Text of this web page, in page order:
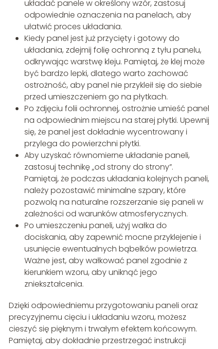
układać panele w określony wzór, zastosuj
odpowiednie oznaczenia na panelach, aby
ułatwić proces układania.
Kiedy panel jest już przycięty i gotowy do
układania, zdejmij folię ochronną z tyłu panelu,
odkrywając warstwę kleju. Pamiętaj, że klej może
być bardzo lepki, dlatego warto zachować
ostrożność, aby panel nie przykleił się do siebie
przed umieszczeniem go na płytkach.
Po zdjęciu folii ochronnej, ostrożnie umieść panel
na odpowiednim miejscu na starej płytki. Upewnij
się, że panel jest dokładnie wycentrowany i
przylega do powierzchni płytki.
Aby uzyskać równomierne układanie paneli,
zastosuj technikę „od strony do strony”.
Pamiętaj, że podczas układania kolejnych paneli,
należy pozostawić minimalne szpary, które
pozwolą na naturalne rozszerzanie się paneli w
zależności od warunków atmosferycznych.
Po umieszczeniu paneli, użyj wałka do
dociskania, aby zapewnić mocne przyklejenie i
usunięcie ewentualnych bąbelków powietrza.
Ważne jest, aby wałkować panel zgodnie z
kierunkiem wzoru, aby uniknąć jego
zniekształcenia.
Dzięki odpowiedniemu przygotowaniu paneli oraz
precyzyjnemu cięciu i układaniu wzoru, możesz
cieszyć się pięknym i trwałym efektem końcowym.
Pamiętaj, aby dokładnie przestrzegać instrukcji